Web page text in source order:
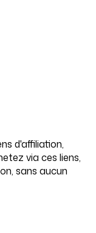
d'affiliation,
via ces liens,
sans aucun